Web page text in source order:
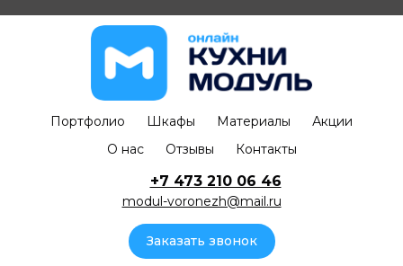
Портфолио Шкафы Материалы
Акции
О нас
Отзывы Контакты
+7 473 210 06 46
modul-voronezh@mail.ru
Заказать звонок